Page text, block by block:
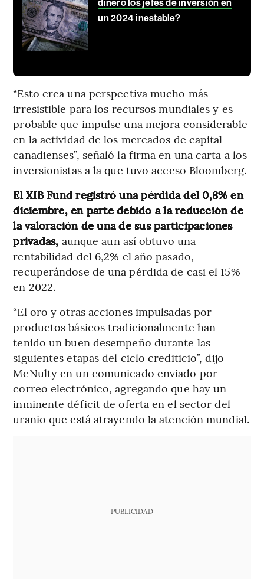
dinero los jefes de inversión en
un 2024 inestable?
“Esto crea una perspectiva mucho más
irresistible para los recursos mundiales y es
probable que impulse una mejora considerable
en la actividad de los mercados de capital
canadienses”, señaló la firma en una carta a los
inversionistas a la que tuvo acceso Bloomberg.
El XIB Fund registró una pérdida del 0,8% en
diciembre, en parte debido a la reducción de
la valoración de una de sus participaciones
privadas, aunque aun así obtuvo una
rentabilidad del 6,2% el año pasado,
recuperándose de una pérdida de casi el 15%
en 2022.
“El oro y otras acciones impulsadas por
productos básicos tradicionalmente han
tenido un buen desempeño durante las
siguientes etapas del ciclo crediticio”, dijo
McNulty en un comunicado enviado por
correo electrónico, agregando que hay un
inminente déficit de oferta en el sector del
uranio que está atrayendo la atención mundial.
PUBLICIDAD